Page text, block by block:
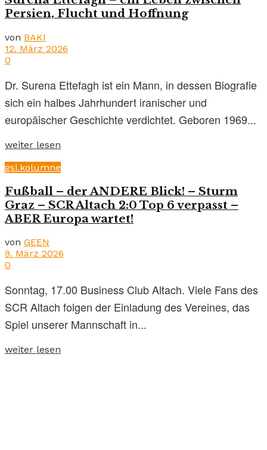
Persien, Flucht und Hoffnung
von BAKI
12. März 2026
0
Dr. Surena Ettefagh ist ein Mann, in dessen Biografie
sich ein halbes Jahrhundert iranischer und
europäischer Geschichte verdichtet. Geboren 1969...
weiter lesen
gsi.kolumne
Fußball – der ANDERE Blick! – Sturm
Graz – SCR Altach 2:0 Top 6 verpasst –
ABER Europa wartet!
von GEEN
9. März 2026
0
Sonntag, 17.00 Business Club Altach. Viele Fans des
SCR Altach folgen der Einladung des Vereines, das
Spiel unserer Mannschaft in...
weiter lesen